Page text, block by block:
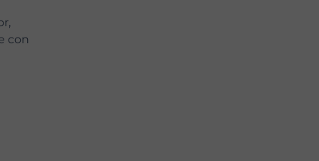
con